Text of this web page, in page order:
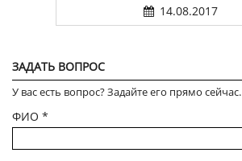
14.08.2017
ЗАДАТЬ ВОПРОС
У вас есть вопрос? Задайте его прямо сейчас.
ФИО *